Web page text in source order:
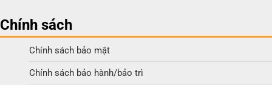
Chính sách
Chính sách bảo mật
Chính sách bảo hành/bảo trì